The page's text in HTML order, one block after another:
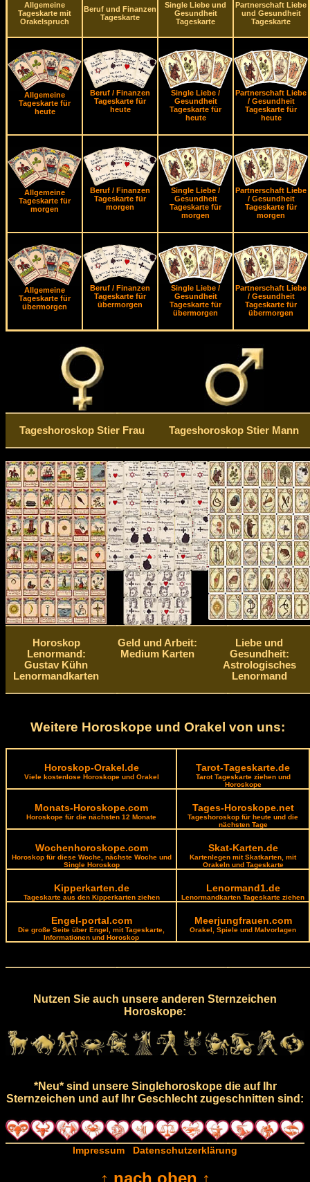
Allgemeine
Tageskarte mit
Orakelspruch
Beruf und Finanzen
Tageskarte
Single Liebe und
Gesundheit
Tageskarte
Partnerschaft Liebe
und Gesundheit
Tageskarte
Allgemeine
Tageskarte für
heute
Beruf / Finanzen
Tageskarte für
heute
Single Liebe /
Gesundheit
Tageskarte für
heute
Partnerschaft Liebe
/ Gesundheit
Tageskarte für
heute
Allgemeine
Tageskarte für
morgen
Beruf / Finanzen
Tageskarte für
morgen
Single Liebe /
Gesundheit
Tageskarte für
morgen
Partnerschaft Liebe
/ Gesundheit
Tageskarte für
morgen
Allgemeine
Tageskarte für
übermorgen
Beruf / Finanzen
Tageskarte für
übermorgen
Single Liebe /
Gesundheit
Tageskarte für
übermorgen
Partnerschaft Liebe
/ Gesundheit
Tageskarte für
übermorgen
Tageshoroskop Stier Frau Tageshoroskop Stier Mann
Horoskop
Lenormand:
Gustav Kühn
Lenormandkarten
Geld und Arbeit:
Medium Karten
Liebe und
Gesundheit:
Astrologisches
Lenormand
Weitere Horoskope und Orakel von uns:
Horoskop-Orakel.de
Viele kostenlose Horoskope und Orakel
Tarot-Tageskarte.de
Tarot Tageskarte ziehen und
Horoskope
Monats-Horoskope.com
Horoskope für die nächsten 12 Monate
Tages-Horoskope.net
Tageshoroskop für heute und die
nächsten Tage
Wochenhoroskope.com
Horoskop für diese Woche, nächste Woche und
Single Horoskop
Skat-Karten.de
Kartenlegen mit Skatkarten, mit
Orakeln und Tageskarte
Kipperkarten.de
Tageskarte aus den Kipperkarten ziehen
Lenormand1.de
Lenormandkarten Tageskarte ziehen
Engel-portal.com
Die große Seite über Engel, mit Tageskarte,
Informationen und Horoskop
Meerjungfrauen.com
Orakel, Spiele und Malvorlagen
Nutzen Sie auch unsere anderen Sternzeichen
Horoskope:
*Neu* sind unsere Singlehoroskope die auf Ihr
Sternzeichen und auf Ihr Geschlecht zugeschnitten sind:
Impressum Datenschutzerklärung
↑ nach oben ↑